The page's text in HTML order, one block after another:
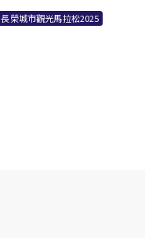
長榮城市觀光馬拉松2025